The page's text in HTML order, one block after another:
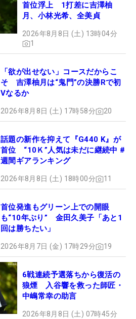
首位浮上 1打差に吉澤柚
月、小林光希、全美貞
2026年8月8日 (土) 13時04分
1
「欲が出せない」コースだからこ
そ 吉澤柚月は“鬼門”の決勝Rで初
Vなるか
2026年8月8日 (土) 17時58分 20
話題の新作を抑えて『G440 K』が
首位 “10Ｋ”人気は未だに継続中 #
週間ギアランキング
2026年8月8日 (土) 18時00分 11
首位発進もグリーン上での開眼
も“10年ぶり” 金田久美子「あと1
回は勝ちたい」
2026年8月7日 (金) 17時29分 19
6戦連続予選落ちから復活の
狼煙 入谷響を救った師匠・
中嶋常幸の助言
2026年8月8日 (土) 07時45分